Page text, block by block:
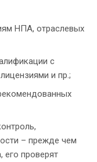
НПА, отраслевых
с
и пр.;
– прежде чем
его проверят